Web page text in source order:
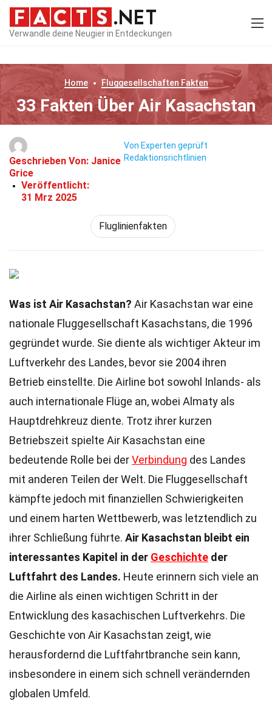
Verwandle deine Neugier in Entdeckungen
Home Fluggesellschaften Fakten
33 Fakten Über Air Kasachstan
Geschrieben Von: Janice
Grice
Veröffentlicht:
31 Mrz 2025
Von Experten geprüft
Redaktionsrichtlinien
Fluglinienfakten
Was ist Air Kasachstan? Air Kasachstan war eine
nationale Fluggesellschaft Kasachstans, die 1996
gegründet wurde. Sie diente als wichtiger Akteur im
Luftverkehr des Landes, bevor sie 2004 ihren
Betrieb einstellte. Die Airline bot sowohl Inlands- als
auch internationale Flüge an, wobei Almaty als
Hauptdrehkreuz diente. Trotz ihrer kurzen
Betriebszeit spielte Air Kasachstan eine
bedeutende Rolle bei derVerbindung des Landes
mit anderen Teilen der Welt. Die Fluggesellschaft
kämpfte jedoch mit finanziellen Schwierigkeiten
und einem harten Wettbewerb, was letztendlich zu
ihrer Schließung führte. Air Kasachstan bleibt ein
interessantes Kapitel in der Geschichte der
Luftfahrt des Landes. Heute erinnern sich viele an
die Airline als einen wichtigen Schritt in der
Entwicklung des kasachischen Luftverkehrs. Die
Geschichte von Air Kasachstan zeigt, wie
herausfordernd die Luftfahrtbranche sein kann,
insbesondere in einem sich schnell verändernden
globalen Umfeld.